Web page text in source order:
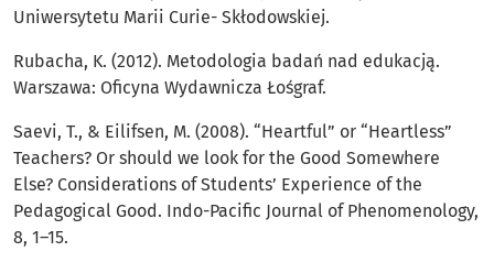
Uniwersytetu Marii Curie- Skłodowskiej.
Rubacha, K. (2012). Metodologia badań nad edukacją.
Warszawa: Oficyna Wydawnicza Łośgraf.
Saevi, T., & Eilifsen, M. (2008). “Heartful” or “Heartless”
Teachers? Or should we look for the Good Somewhere
Else? Considerations of Students’ Experience of the
Pedagogical Good. Indo-Pacific Journal of Phenomenology,
8, 1–15.